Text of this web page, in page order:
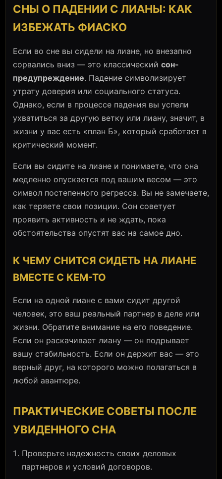
СНЫ О ПАДЕНИИ С ЛИАНЫ: КАК
ИЗБЕЖАТЬ ФИАСКО
Если во сне вы сидели на лиане, но внезапно
сорвались вниз — это классический сон-
предупреждение. Падение символизирует
утрату доверия или социального статуса.
Однако, если в процессе падения вы успели
ухватиться за другую ветку или лиану, значит, в
жизни у вас есть «план Б», который сработает в
критический момент.
Если вы сидите на лиане и понимаете, что она
медленно опускается под вашим весом — это
символ постепенного регресса. Вы не замечаете,
как теряете свои позиции. Сон советует
проявить активность и не ждать, пока
обстоятельства опустят вас на самое дно.
К ЧЕМУ СНИТСЯ СИДЕТЬ НА ЛИАНЕ
ВМЕСТЕ С КЕМ-ТО
Если на одной лиане с вами сидит другой
человек, это ваш реальный партнер в деле или
жизни. Обратите внимание на его поведение.
Если он раскачивает лиану — он подрывает
вашу стабильность. Если он держит вас — это
верный друг, на которого можно полагаться в
любой авантюре.
ПРАКТИЧЕСКИЕ СОВЕТЫ ПОСЛЕ
УВИДЕННОГО СНА
Проверьте надежность своих деловых
партнеров и условий договоров.